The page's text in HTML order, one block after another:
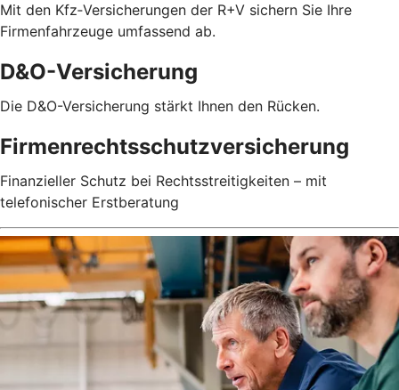
Mit den Kfz‑Versicherungen der R+V sichern Sie Ihre
Firmenfahrzeuge umfassend ab.
D&O-Versicherung
Die D&O-Versicherung stärkt Ihnen den Rücken.
Firmenrechtsschutzversicherung
Finanzieller Schutz bei Rechtsstreitigkeiten – mit
telefonischer Erstberatung